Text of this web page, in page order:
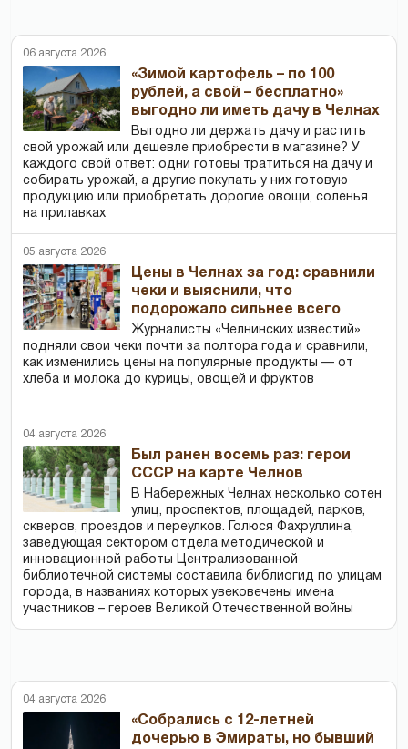
06 августа 2026
«Зимой картофель – по 100
рублей, а свой – бесплатно»
выгодно ли иметь дачу в Челнах
Выгодно ли держать дачу и растить
свой урожай или дешевле приобрести в магазине? У
каждого свой ответ: одни готовы тратиться на дачу и
собирать урожай, а другие покупать у них готовую
продукцию или приобретать дорогие овощи, соленья
на прилавках
05 августа 2026
Цены в Челнах за год: сравнили
чеки и выяснили, что
подорожало сильнее всего
Журналисты «Челнинских известий»
подняли свои чеки почти за полтора года и сравнили,
как изменились цены на популярные продукты — от
хлеба и молока до курицы, овощей и фруктов
04 августа 2026
Был ранен восемь раз: герои
СССР на карте Челнов
В Набережных Челнах несколько сотен
улиц, проспектов, площадей, парков,
скверов, проездов и переулков. Голюся Фахруллина,
заведующая сектором отдела методической и
инновационной работы Централизованной
библиотечной системы составила библиогид по улицам
города, в названиях которых увековечены имена
участников – героев Великой Отечественной войны
04 августа 2026
«Собрались с 12-летней
дочерью в Эмираты, но бывший